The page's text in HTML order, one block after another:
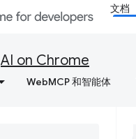
文档
AI on Chrome
WebMCP 和智能体